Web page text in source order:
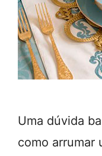
Uma dúvida
como arrumar